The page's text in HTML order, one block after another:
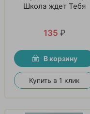
Школа ждет Тебя
135 ₽
В корзину
Купить в 1 клик